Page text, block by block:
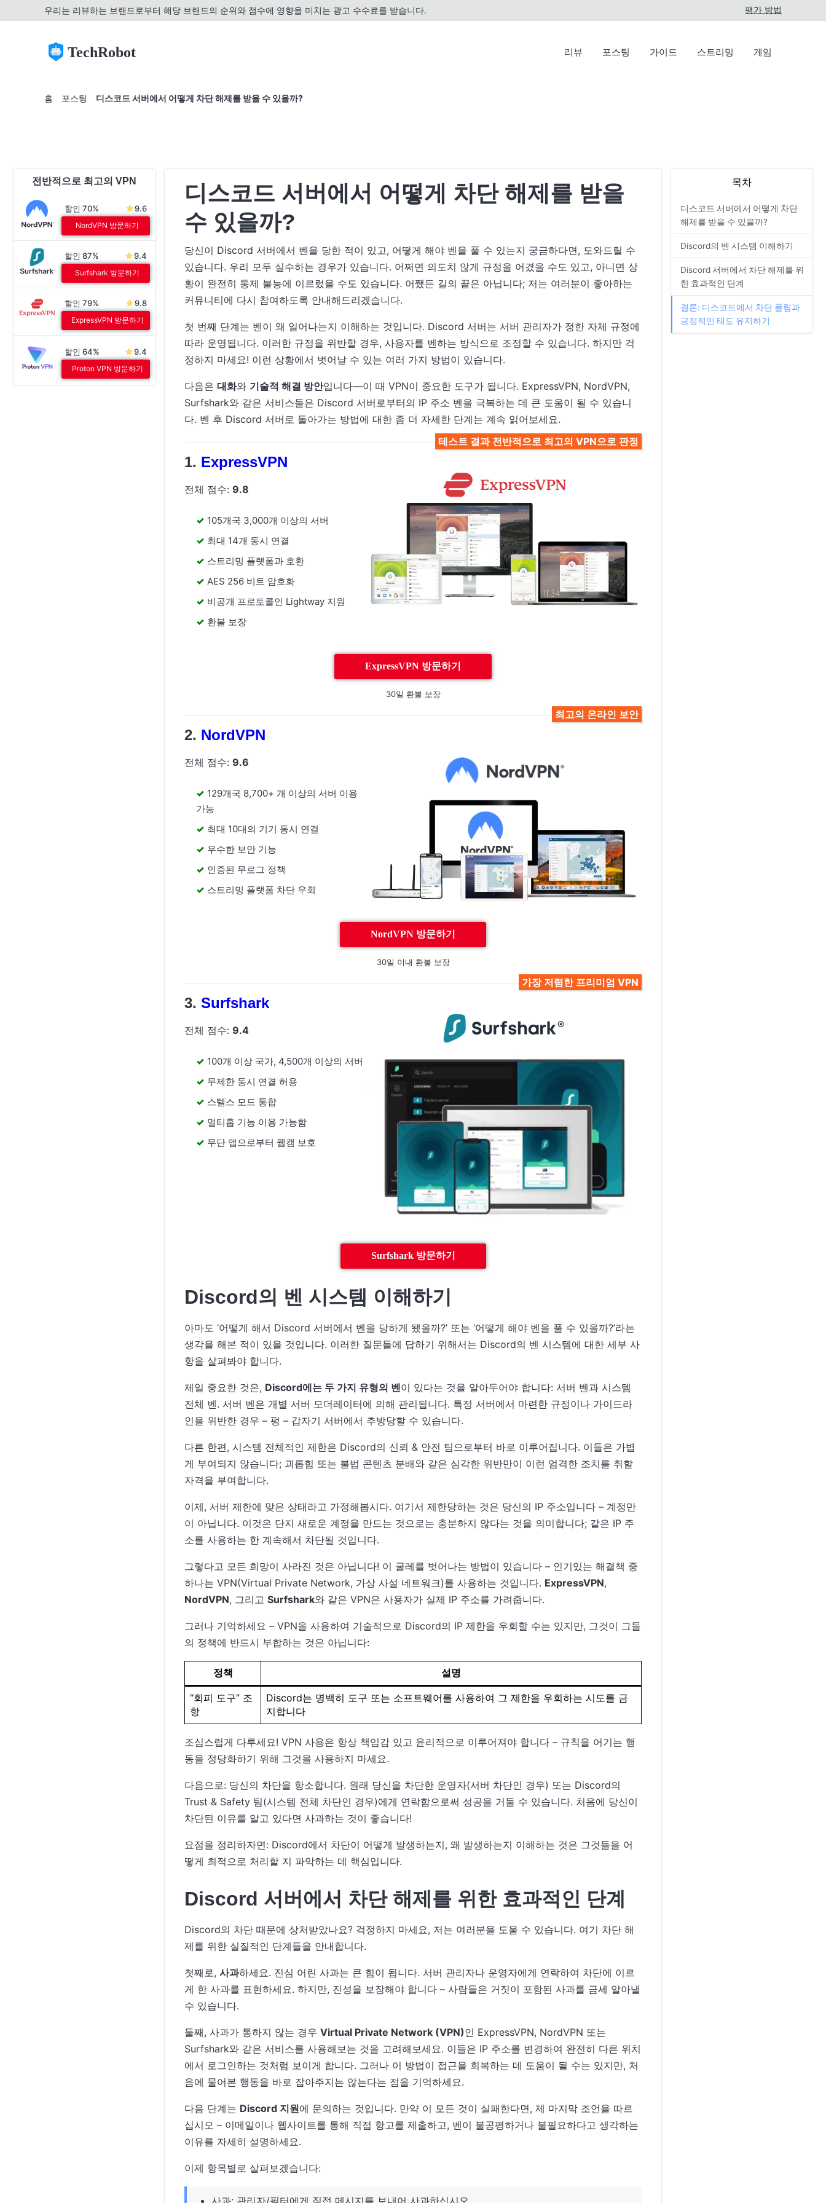
우리는 리뷰하는 브랜드로부터 해당 브랜드의 순위와 점수에 영향을 미치는 광고 수수료를 받습니다. 평가 방법
TechRobot 리뷰 포스팅 가이드 스트리밍 게임
홈 포스팅 디스코드 서버에서 어떻게 차단 해제를 받을 수 있을까?
전반적으로 최고의 VPN
할인 70% 9.6
NordVPN 방문하기
할인 87% 9.4
Surfshark 방문하기
할인 79% 9.8
ExpressVPN 방문하기
할인 64% 9.4
Proton VPN 방문하기
디스코드 서버에서 어떻게 차단 해제를 받을
수 있을까?
당신이 Discord 서버에서 벤을 당한 적이 있고, 어떻게 해야 벤을 풀 수 있는지 궁금하다면, 도와드릴 수
있습니다. 우리 모두 실수하는 경우가 있습니다. 어쩌면 의도치 않게 규정을 어겼을 수도 있고, 아니면 상
황이 완전히 통제 불능에 이르렀을 수도 있습니다. 어쨌든 길의 끝은 아닙니다; 저는 여러분이 좋아하는
커뮤니티에 다시 참여하도록 안내해드리겠습니다.
첫 번째 단계는 벤이 왜 일어나는지 이해하는 것입니다. Discord 서버는 서버 관리자가 정한 자체 규정에
따라 운영됩니다. 이러한 규정을 위반할 경우, 사용자를 벤하는 방식으로 조정할 수 있습니다. 하지만 걱
정하지 마세요! 이런 상황에서 벗어날 수 있는 여러 가지 방법이 있습니다.
다음은 대화와 기술적 해결 방안입니다—이 때 VPN이 중요한 도구가 됩니다. ExpressVPN, NordVPN,
Surfshark와 같은 서비스들은 Discord 서버로부터의 IP 주소 벤을 극복하는 데 큰 도움이 될 수 있습니
다. 벤 후 Discord 서버로 돌아가는 방법에 대한 좀 더 자세한 단계는 계속 읽어보세요.
테스트 결과 전반적으로 최고의 VPN으로 판정
ExpressVPN
전체 점수: 9.8
105개국 3,000개 이상의 서버
최대 14개 동시 연결
스트리밍 플랫폼과 호환
AES 256 비트 암호화
비공개 프로토콜인 Lightway 지원
환불 보장
ExpressVPN 방문하기
30일 환불 보장
최고의 온라인 보안
NordVPN
전체 점수: 9.6
129개국 8,700+ 개 이상의 서버 이용
가능
최대 10대의 기기 동시 연결
우수한 보안 기능
인증된 무로그 정책
스트리밍 플랫폼 차단 우회
NordVPN 방문하기
30일 이내 환불 보장
가장 저렴한 프리미엄 VPN
Surfshark
전체 점수: 9.4
100개 이상 국가, 4,500개 이상의 서버
무제한 동시 연결 허용
스텔스 모드 통합
멀티홉 기능 이용 가능함
무단 앱으로부터 웹캠 보호
Surfshark 방문하기
Discord의 벤 시스템 이해하기
아마도 ‘어떻게 해서 Discord 서버에서 벤을 당하게 됐을까?’ 또는 ‘어떻게 해야 벤을 풀 수 있을까?’라는
생각을 해본 적이 있을 것입니다. 이러한 질문들에 답하기 위해서는 Discord의 벤 시스템에 대한 세부 사
항을 살펴봐야 합니다.
제일 중요한 것은, Discord에는 두 가지 유형의 벤이 있다는 것을 알아두어야 합니다: 서버 벤과 시스템
전체 벤. 서버 벤은 개별 서버 모더레이터에 의해 관리됩니다. 특정 서버에서 마련한 규정이나 가이드라
인을 위반한 경우 – 펑 – 갑자기 서버에서 추방당할 수 있습니다.
다른 한편, 시스템 전체적인 제한은 Discord의 신뢰 & 안전 팀으로부터 바로 이루어집니다. 이들은 가볍
게 부여되지 않습니다; 괴롭힘 또는 불법 콘텐츠 분배와 같은 심각한 위반만이 이런 엄격한 조치를 취할
자격을 부여합니다.
이제, 서버 제한에 맞은 상태라고 가정해봅시다. 여기서 제한당하는 것은 당신의 IP 주소입니다 – 계정만
이 아닙니다. 이것은 단지 새로운 계정을 만드는 것으로는 충분하지 않다는 것을 의미합니다; 같은 IP 주
소를 사용하는 한 계속해서 차단될 것입니다.
그렇다고 모든 희망이 사라진 것은 아닙니다! 이 굴레를 벗어나는 방법이 있습니다 – 인기있는 해결책 중
하나는 VPN(Virtual Private Network, 가상 사설 네트워크)를 사용하는 것입니다. ExpressVPN,
NordVPN, 그리고 Surfshark와 같은 VPN은 사용자가 실제 IP 주소를 가려줍니다.
그러나 기억하세요 – VPN을 사용하여 기술적으로 Discord의 IP 제한을 우회할 수는 있지만, 그것이 그들
의 정책에 반드시 부합하는 것은 아닙니다:
정책 설명
“회피 도구” 조
항
Discord는 명백히 도구 또는 소프트웨어를 사용하여 그 제한을 우회하는 시도를 금
지합니다
조심스럽게 다루세요! VPN 사용은 항상 책임감 있고 윤리적으로 이루어져야 합니다 – 규칙을 어기는 행
동을 정당화하기 위해 그것을 사용하지 마세요.
다음으로: 당신의 차단을 항소합니다. 원래 당신을 차단한 운영자(서버 차단인 경우) 또는 Discord의
Trust & Safety 팀(시스템 전체 차단인 경우)에게 연락함으로써 성공을 거둘 수 있습니다. 처음에 당신이
차단된 이유를 알고 있다면 사과하는 것이 좋습니다!
요점을 정리하자면: Discord에서 차단이 어떻게 발생하는지, 왜 발생하는지 이해하는 것은 그것들을 어
떻게 최적으로 처리할 지 파악하는 데 핵심입니다.
Discord 서버에서 차단 해제를 위한 효과적인 단계
Discord의 차단 때문에 상처받았나요? 걱정하지 마세요, 저는 여러분을 도울 수 있습니다. 여기 차단 해
제를 위한 실질적인 단계들을 안내합니다.
첫째로, 사과하세요. 진심 어린 사과는 큰 힘이 됩니다. 서버 관리자나 운영자에게 연락하여 차단에 이르
게 한 사과를 표현하세요. 하지만, 진성을 보장해야 합니다 – 사람들은 거짓이 포함된 사과를 금세 알아낼
수 있습니다.
둘째, 사과가 통하지 않는 경우 Virtual Private Network (VPN)인 ExpressVPN, NordVPN 또는
Surfshark와 같은 서비스를 사용해보는 것을 고려해보세요. 이들은 IP 주소를 변경하여 완전히 다른 위치
에서 로그인하는 것처럼 보이게 합니다. 그러나 이 방법이 접근을 회복하는 데 도움이 될 수는 있지만, 처
음에 물어본 행동을 바로 잡아주지는 않는다는 점을 기억하세요.
다음 단계는 Discord 지원에 문의하는 것입니다. 만약 이 모든 것이 실패한다면, 제 마지막 조언을 따르
십시오 – 이메일이나 웹사이트를 통해 직접 항고를 제출하고, 벤이 불공평하거나 불필요하다고 생각하는
이유를 자세히 설명하세요.
이제 항목별로 살펴보겠습니다:
사과: 관리자/필터에게 직접 메시지를 보내어 사과하십시오
목차
디스코드 서버에서 어떻게 차단
해제를 받을 수 있을까?
Discord의 벤 시스템 이해하기
Discord 서버에서 차단 해제를 위
한 효과적인 단계
결론: 디스코드에서 차단 풀림과
긍정적인 태도 유지하기